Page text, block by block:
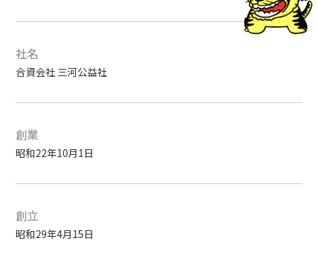
社名
合資会社 三河公益社
創業
昭和22年10月1日
創立
昭和29年4月15日